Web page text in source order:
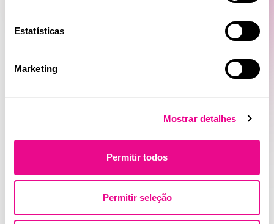
Estatísticas
Marketing
Mostrar detalhes
Permitir todos
Permitir seleção